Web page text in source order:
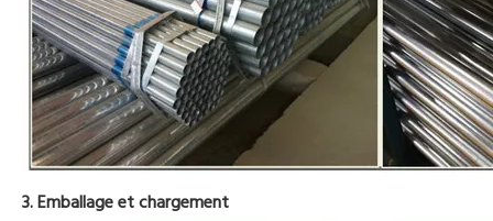
3. Emballage et chargement